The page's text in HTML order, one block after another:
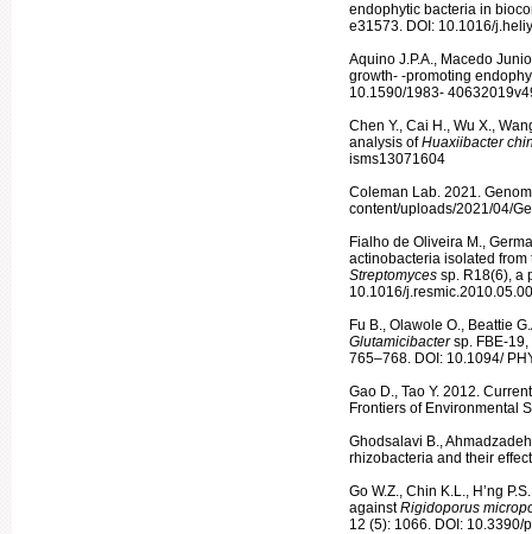
endophytic bacteria in
e31573. DOI: 10.1016/
Aquino J.P.A., Macedo
growth- -promoting
10.1590/1983-
Chen Y., Cai H., Wu X.,
analysis ofHuaxiibacter
isms13071604
Coleman Lab. 2021.
con­tent/uploads/2021/04/
Fialho de Oliveira M.,
actinobacteria isolated from
Streptomyces sp. R18(6), a
10.1016/
Fu B., Olawole O., Beattie
Glutamicibactersp. FBE-
765–768. DOI: 10.1094/
Gao D., Tao Y. 2012.
Frontiers of Environmental
Ghodsalavi B.,
rhizobacteria and their
Go W.Z., Chin K.L., H’ng
againstRigidoporus
12 (5): 1066. DOI: 10.3390/